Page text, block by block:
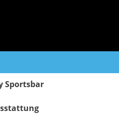
Sportsbar